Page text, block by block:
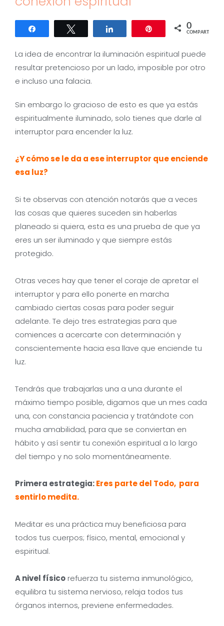
Compartir Twittear Compartir 0
COMPARTIR
La idea de encontrar la iluminación espiritual puede
resultar pretencioso por un lado, imposible por otro
e incluso una falacia.
Sin embargo lo gracioso de esto es que ya estás
espiritualmente iluminado, solo tienes que darle al
interruptor para encender la luz.
¿Y cómo se le da a ese interruptor que enciende
esa luz?
Si te observas con atención notarás que a veces
las cosas que quieres suceden sin haberlas
planeado si quiera, esta es una prueba de que ya
eres un ser iluminado y que siempre estás
protegido.
Otras veces hay que tener el coraje de apretar el
interruptor y para ello ponerte en marcha
cambiado ciertas cosas para poder seguir
adelante. Te dejo tres estrategias para que
comiences a acercarte con determinación y
conscientemente hacia esa llave que enciende tu
luz.
Tendrás que trabajarlas una a una durante el
máximo tiempo posible, digamos que un mes cada
una, con constancia paciencia y tratándote con
mucha amabilidad, para que se conviertan en
hábito y así sentir tu conexión espiritual a lo largo
del tiempo y no solo momentáneamente.
Primera estrategia:Eres parte del Todo, para
sentirlo medita.
Meditar es una práctica muy beneficiosa para
todos tus cuerpos; físico, mental, emocional y
espiritual.
A nivel físico refuerza tu sistema inmunológico,
equilibra tu sistema nervioso, relaja todos tus
órganos internos, previene enfermedades.